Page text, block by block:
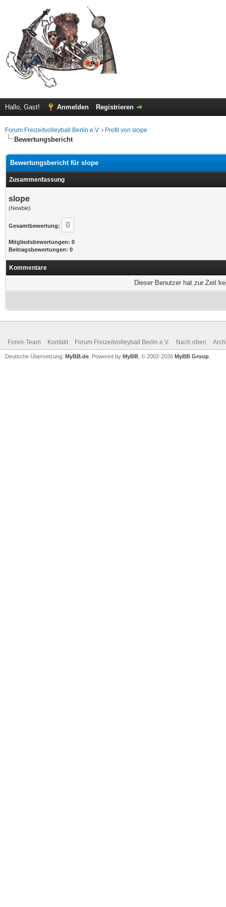
Hallo, Gast! Anmelden Registrieren
Forum Freizeitvolleyball Berlin e.V. › Profil von slope
Bewertungsbericht
Bewertungsbericht für slope
Zusammenfassung
slope
(Newbie)
Gesamtbewertung: 0
Mitgliedsbewertungen: 0
Beitragsbewertungen: 0
Kommentare
Dieser Benutzer hat zur Zeit
Foren-Team Kontakt Forum Freizeitvolleyball Berlin e.V. Nach oben
Deutsche Übersetzung: MyBB.de , Powered by MyBB , © 2002-2026 MyBB Group